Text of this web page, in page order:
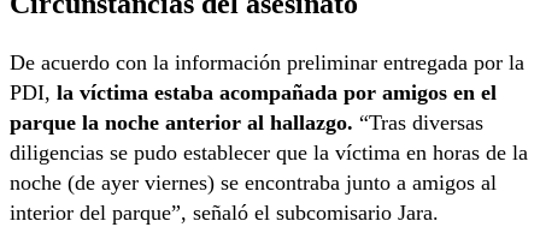
De acuerdo con la información preliminar entregada por la
PDI, la víctima estaba acompañada por amigos en el
parque la noche anterior al hallazgo. “Tras diversas
diligencias se pudo establecer que la víctima en horas de la
noche (de ayer viernes) se encontraba junto a amigos al
interior del parque”, señaló el subcomisario Jara.